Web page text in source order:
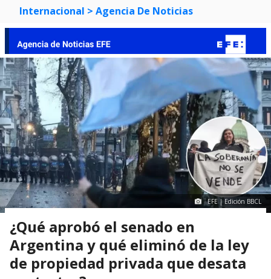
Internacional > Agencia De Noticias
EFE | Edición BBCL
¿Qué aprobó el senado en
Argentina y qué eliminó de la ley
de propiedad privada que desata